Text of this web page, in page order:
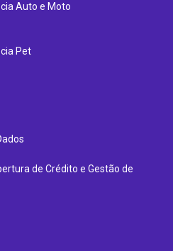
Auto e Moto
Pet
de Crédito e Gestão de